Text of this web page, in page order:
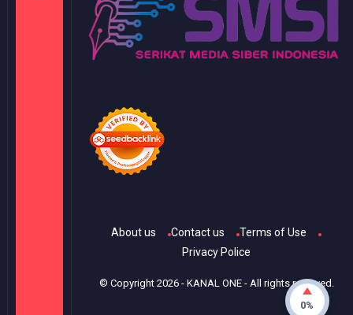
About us Contact us
Terms of Use
Privacy Police
© Copyright 2026- KANAL ONE- All rights reserved.
0%